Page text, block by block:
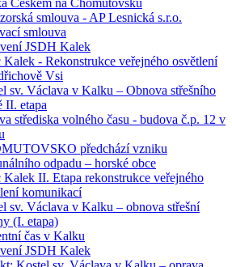
Českem na Chomutovsku
smlouva - AP Lesnická s.r.o.
smlouva
JSDH Kalek
Kalek - Rekonstrukce veřejného osvětlení
Vsi
sv. Václava v Kalku – Obnova střešního
II. etapa
střediska volného času - budova č.p. 12 v
předchází vzniku
odpadu – horské obce
Kalek II. Etapa rekonstrukce veřejného
komunikací
sv. Václava v Kalku – obnova střešní
(I. etapa)
čas v Kalku
JSDH Kalek